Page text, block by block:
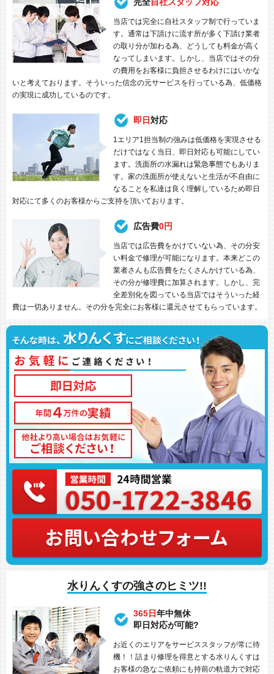
当店では完全に自社スタッフ制で行っていま
す。通常は下請けに流す所が多く下請け業者
の取り分が加わる為、どうしても料金が高く
なってしまいます。しかし、当店ではその分
の費用をお客様に負担させるわけにはいかな
いと考えております。そういった信念の元サービスを行っている為、低価格
の実現に成功しているのです。
即日対応
1エリア1担当制の強みは低価格を実現させる
だけではなく当日、即日対応も可能にしてい
ます。洗面所の水漏れは緊急事態でもありま
す。家の洗面所が使えないと生活が不自由に
なることを私達は良く理解しているため即日
対応にて多くのお客様からご支持を頂いております。
広告費0円
当店では広告費をかけていない為、その分安
い料金で修理が可能になります。本来どこの
業者さんも広告費をたくさんかけている為、
その分が修理費に加算されます。しかし、完
全差別化を図っている当店ではそういった経
費は一切ありません。その分を完全にお客様に還元させてもらっています。
水りんくすの強さのヒミツ!!
365日年中無休
即日対応が可能?
お近くのエリアをサービススタッフが常に待
機！！詰まり修理を得意とする水りんくすは
お客様の急なご依頼にも持前の軌道力で対応